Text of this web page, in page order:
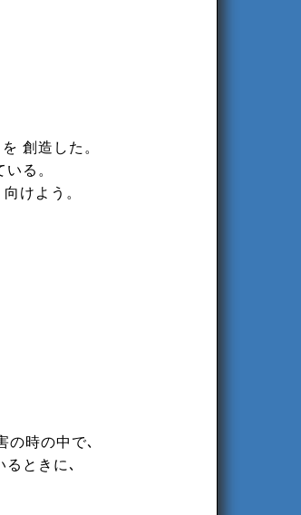
創造した。
る。
けよう。
の時の中で､
ときに､